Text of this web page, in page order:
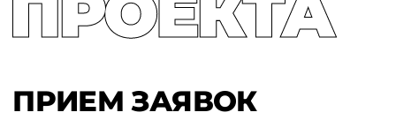
ПРИЕМ ЗАЯВОК